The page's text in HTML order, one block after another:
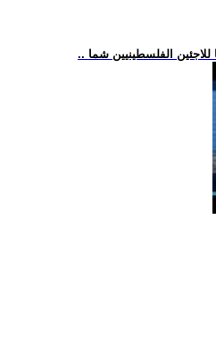
للاجئين الفلسطينيين شما